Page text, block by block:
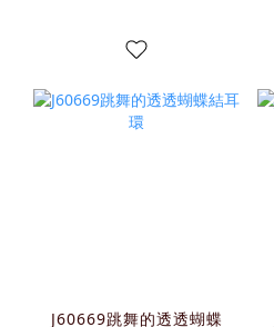
J60669跳舞的透透蝴蝶